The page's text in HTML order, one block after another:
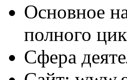
Основное
полного
Сфера